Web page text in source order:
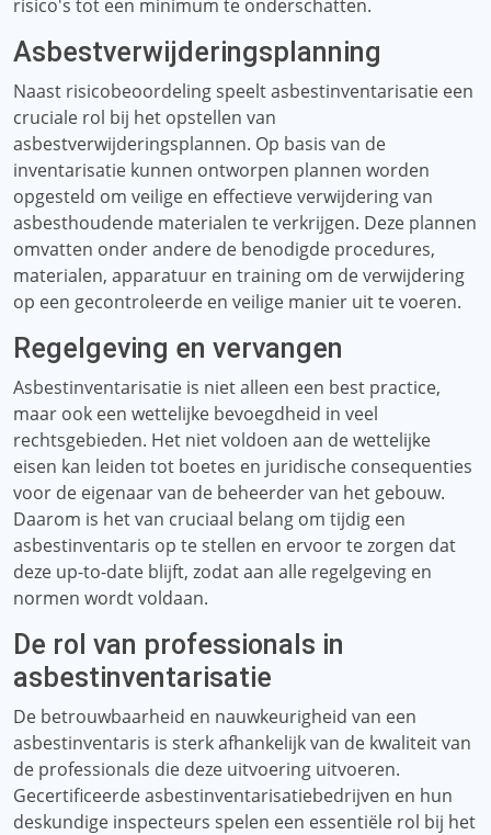
risico's tot een minimum te onderschatten.
Asbestverwijderingsplanning
Naast risicobeoordeling speelt asbestinventarisatie een
cruciale rol bij het opstellen van
asbestverwijderingsplannen. Op basis van de
inventarisatie kunnen ontworpen plannen worden
opgesteld om veilige en effectieve verwijdering van
asbesthoudende materialen te verkrijgen. Deze plannen
omvatten onder andere de benodigde procedures,
materialen, apparatuur en training om de verwijdering
op een gecontroleerde en veilige manier uit te voeren.
Regelgeving en vervangen
Asbestinventarisatie is niet alleen een best practice,
maar ook een wettelijke bevoegdheid in veel
rechtsgebieden. Het niet voldoen aan de wettelijke
eisen kan leiden tot boetes en juridische consequenties
voor de eigenaar van de beheerder van het gebouw.
Daarom is het van cruciaal belang om tijdig een
asbestinventaris op te stellen en ervoor te zorgen dat
deze up-to-date blijft, zodat aan alle regelgeving en
normen wordt voldaan.
De rol van professionals in
asbestinventarisatie
De betrouwbaarheid en nauwkeurigheid van een
asbestinventaris is sterk afhankelijk van de kwaliteit van
de professionals die deze uitvoering uitvoeren.
Gecertificeerde asbestinventarisatiebedrijven en hun
deskundige inspecteurs spelen een essentiële rol bij het